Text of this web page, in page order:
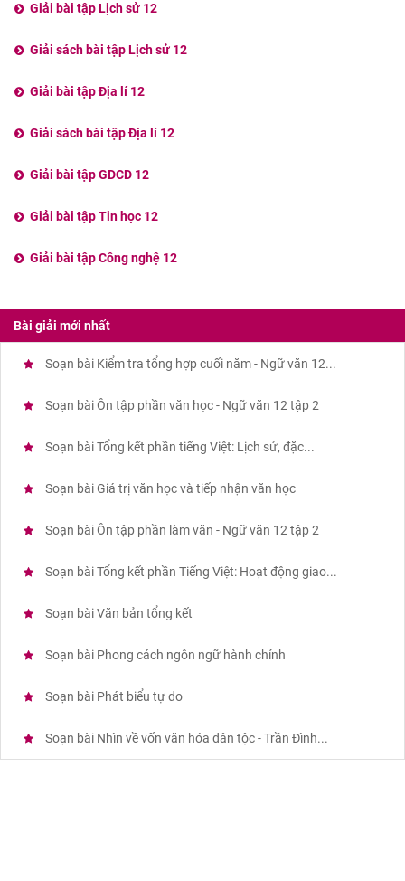
Giải bài tập Lịch sử 12
Giải sách bài tập Lịch sử 12
Giải bài tập Địa lí 12
Giải sách bài tập Địa lí 12
Giải bài tập GDCD 12
Giải bài tập Tin học 12
Giải bài tập Công nghệ 12
Bài giải mới nhất
Soạn bài Kiểm tra tổng hợp cuối năm - Ngữ văn 12...
Soạn bài Ôn tập phần văn học - Ngữ văn 12 tập 2
Soạn bài Tổng kết phần tiếng Việt: Lịch sử, đặc...
Soạn bài Giá trị văn học và tiếp nhận văn học
Soạn bài Ôn tập phần làm văn - Ngữ văn 12 tập 2
Soạn bài Tổng kết phần Tiếng Việt: Hoạt động giao...
Soạn bài Văn bản tổng kết
Soạn bài Phong cách ngôn ngữ hành chính
Soạn bài Phát biểu tự do
Soạn bài Nhìn về vốn văn hóa dân tộc - Trần Đình...